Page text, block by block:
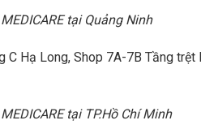
tại Quảng Ninh
C Hạ Long, Shop 7A-7B Tầng
tại TP.Hồ Chí Minh